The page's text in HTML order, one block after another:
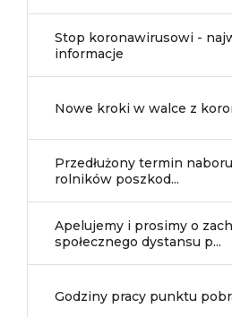
Stop koronawirusowi -
informacje
Nowe kroki w walce z
Przedłużony termin
rolników poszkod...
Apelujemy i prosimy o
społecznego dystansu p...
Godziny pracy punktu